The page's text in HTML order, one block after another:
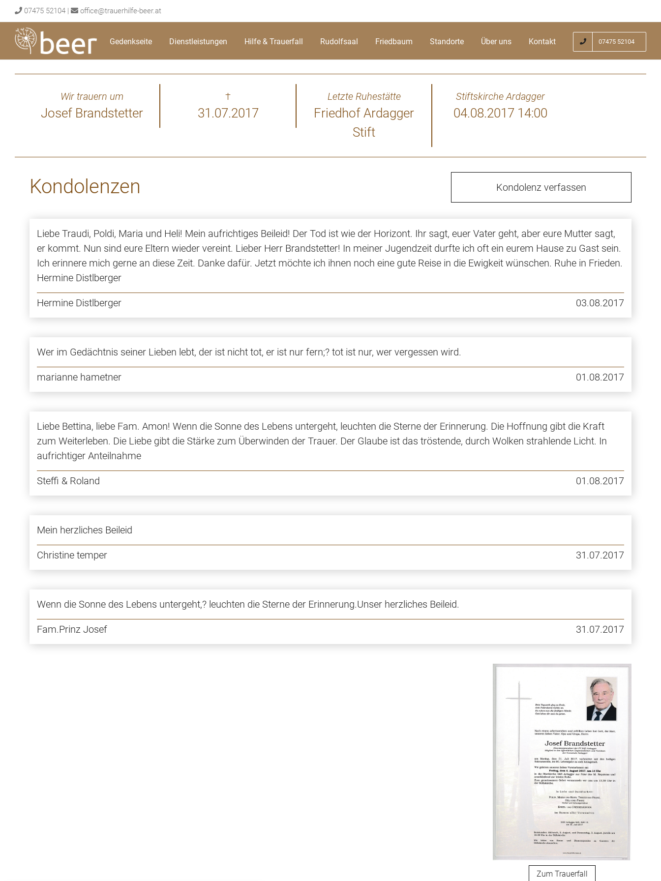
to
content
07475 52104 | office@trauerhilfe-beer.at
Gedenkseite Dienstleistungen Hilfe & Trauerfall Rudolfsaal Friedbaum Standorte Über uns Kontakt 07475 52104
Wir trauern um
Josef Brandstetter
†
31.07.2017
Letzte Ruhestätte
Friedhof Ardagger
Stift
Stiftskirche Ardagger
04.08.2017 14:00
Kondolenzen Kondolenz verfassen
Liebe Traudi, Poldi, Maria und Heli! Mein aufrichtiges Beileid! Der Tod ist wie der Horizont. Ihr sagt, euer Vater geht, aber eure Mutter sagt,
er kommt. Nun sind eure Eltern wieder vereint. Lieber Herr Brandstetter! In meiner Jugendzeit durfte ich oft ein eurem Hause zu Gast sein.
Ich erinnere mich gerne an diese Zeit. Danke dafür. Jetzt möchte ich ihnen noch eine gute Reise in die Ewigkeit wünschen. Ruhe in Frieden.
Hermine Distlberger
Hermine Distlberger 03.08.2017
Wer im Gedächtnis seiner Lieben lebt, der ist nicht tot, er ist nur fern;? tot ist nur, wer vergessen wird.
marianne hametner 01.08.2017
Liebe Bettina, liebe Fam. Amon! Wenn die Sonne des Lebens untergeht, leuchten die Sterne der Erinnerung. Die Hoffnung gibt die Kraft
zum Weiterleben. Die Liebe gibt die Stärke zum Überwinden der Trauer. Der Glaube ist das tröstende, durch Wolken strahlende Licht. In
aufrichtiger Anteilnahme
Steffi & Roland 01.08.2017
Mein herzliches Beileid
Christine temper 31.07.2017
Wenn die Sonne des Lebens untergeht,? leuchten die Sterne der Erinnerung.Unser herzliches Beileid.
Fam.Prinz Josef 31.07.2017
Zum Trauerfall